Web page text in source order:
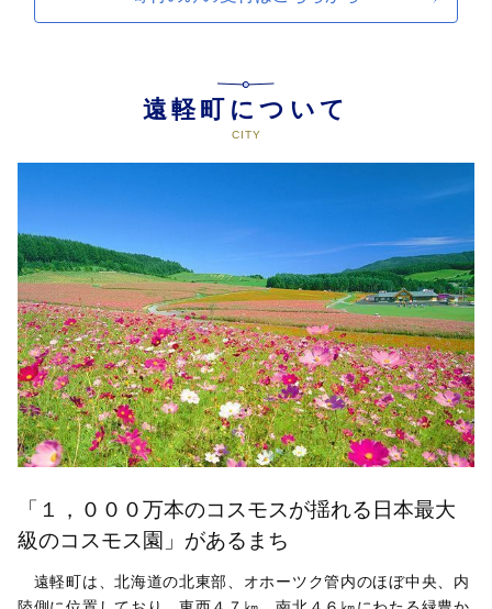
遠軽町について
「１，０００万本のコスモスが揺れる日本最大
級のコスモス園」があるまち
遠軽町は、北海道の北東部、オホーツク管内のほぼ中央、内